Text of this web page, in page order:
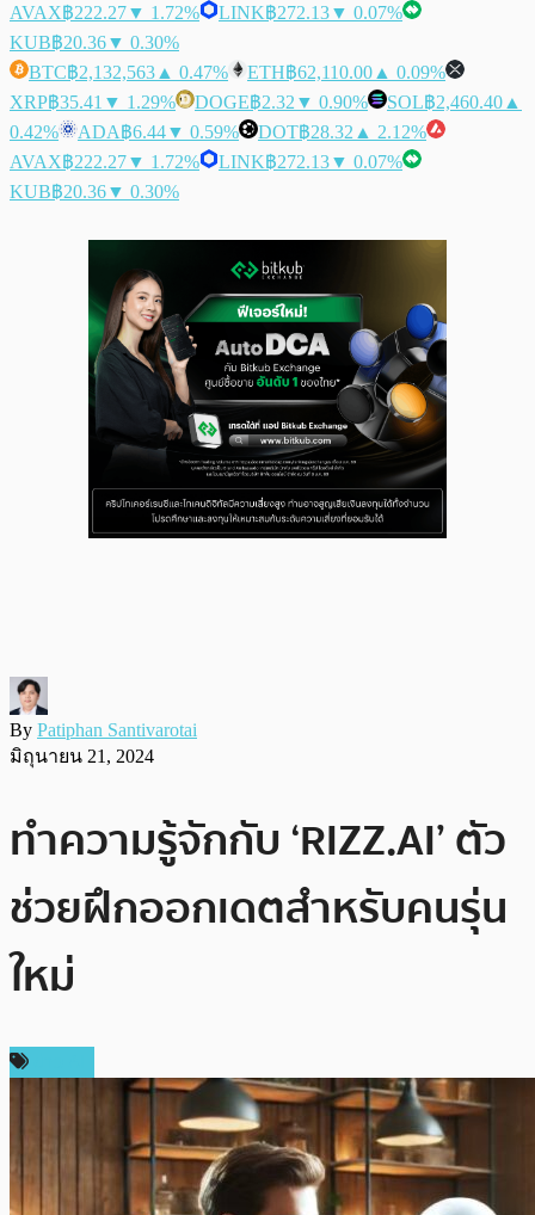
AVAX฿222.27▼ 1.72% LINK฿272.13▼ 0.07%
KUB฿20.36▼ 0.30%
BTC฿2,132,563 ▲ 0.47% ETH฿62,110.00 ▲ 0.09%
XRP฿35.41 ▼ 1.29% DOGE฿2.32 ▼ 0.90% SOL฿2,460.40 ▲
0.42%
ADA฿6.44▼ 0.59% DOT฿28.32 ▲ 2.12%
AVAX฿222.27▼ 1.72% LINK฿272.13▼ 0.07%
KUB฿20.36▼ 0.30%
By Patiphan Santivarotai
มิถุนายน 21, 2024
ทำความรู้จักกับ ‘RIZZ.AI’ ตัว
ช่วยฝึกออกเดตสำหรับคนรุ่น
ใหม่